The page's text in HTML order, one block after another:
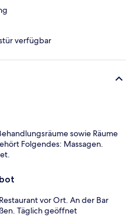
verfügbar
sowie Räume
Folgendes: Massagen.
vor Ort. An der Bar
Täglich geöffnet